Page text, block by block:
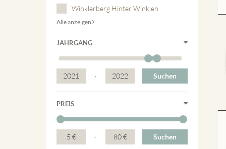
Winklerberg Hinter Winklen
Alle anzeigen
JAHRGANG
2021 - 2022 Suchen
PREIS
5 € - 80 € Suchen